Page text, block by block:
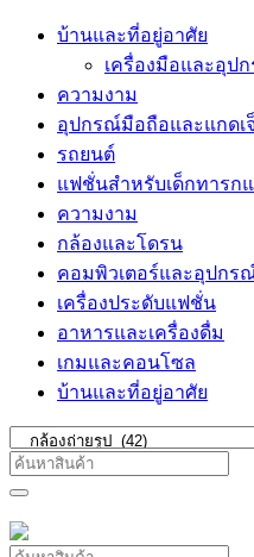
บ้านและที่อยู่อาศัย
เครื่องมือและอุป
ความงาม
อุปกรณ์มือถือและแกดเ
รถยนต์
แฟชั่นสำหรับเด็กทารกแ
ความงาม
กล้องและโดรน
คอมพิวเตอร์และอุปกร
เครื่องประดับแฟชั่น
อาหารและเครื่องดื่ม
เกมและคอนโซล
บ้านและที่อยู่อาศัย